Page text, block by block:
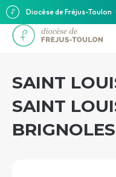
Diocèse de Fréjus-Toulon
SAINT
SAINT
BRIGNOLES